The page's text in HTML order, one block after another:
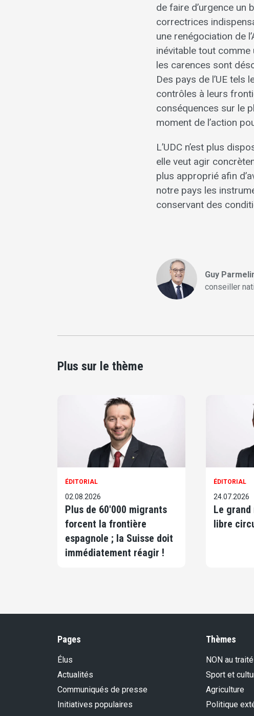
de faire d’urgence un
correctrices
une renégociation de
inévitable tout
les carences sont
Des pays de l’UE tels
contrôles à leurs
conséquences sur le
moment de l’action
L’UDC n’est plus
elle veut agir
plus approprié afin
notre pays les
conservant des
Guy
conseiller
Plus sur le thème
ÉDITORIAL
02.08.2026
Plus de 60'000 migrants
forcent la frontière
espagnole ; la Suisse doit
immédiatement réagir !
ÉDITORIAL
24.07.2026
Le grand
libre
Pages
Élus
Actualités
Communiqués de presse
Initiatives populaires
Thèmes
NON au
Sport et
Agriculture
Politique